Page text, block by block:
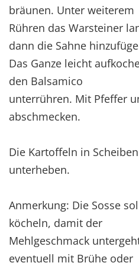
bräunen. Unter weiterem
Rühren das Warsteiner
dann die Sahne
Das Ganze leicht
den Balsamico
unterrühren. Mit Pfeffer
abschmecken.
Die Kartoffeln in
unterheben.
Anmerkung: Die Sosse
köcheln, damit der
Mehlgeschmack
eventuell mit Brühe oder